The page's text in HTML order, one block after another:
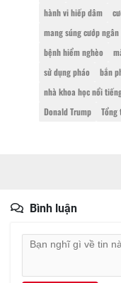
hành vi hiếp dâm
mang súng cướp
bệnh hiểm nghèo
sử dụng pháo
bắn
nhà khoa học nổi
Donald Trump
Tổng
Bình luận